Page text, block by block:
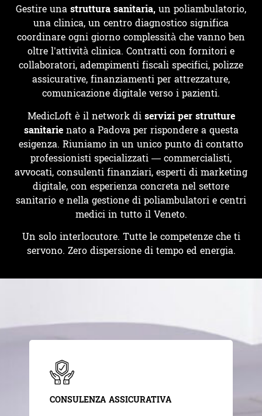
Gestire unastruttura sanitaria,un poliambulatorio,
una clinica, un centro diagnostico significa
coordinare ogni giorno complessità che vanno ben
oltre l’attività clinica. Contratti con fornitori e
collaboratori, adempimenti fiscali specifici, polizze
assicurative, finanziamenti per attrezzature,
comunicazione digitale verso i pazienti.
MedicLoft è il network diservizi per strutture
sanitarienato a Padova per rispondere a questa
esigenza. Riuniamo in un unico punto di contatto
professionisti specializzati — commercialisti,
avvocati, consulenti finanziari, esperti di marketing
digitale, con esperienza concreta nel settore
sanitario e nella gestione di poliambulatori e centri
medici in tutto il Veneto.
Un solo interlocutore. Tutte le competenze che ti
servono. Zero dispersione di tempo ed energia.
CONSULENZA ASSICURATIVA